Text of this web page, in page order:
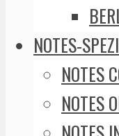
NOTES-
NOTES
NOTES